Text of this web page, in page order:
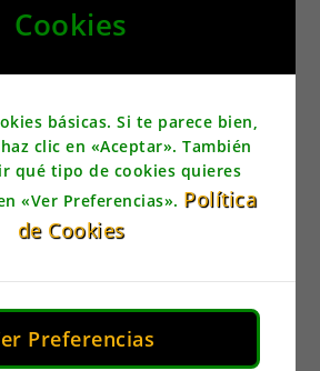
rápido.
que hayan comprado
puede escribir una reseña.
relacionados
Cookies
básicas. Si te parece bien,
clic en «Aceptar». También
qué tipo de cookies quieres
«Ver Preferencias». Política
de Cookies
Preferencias